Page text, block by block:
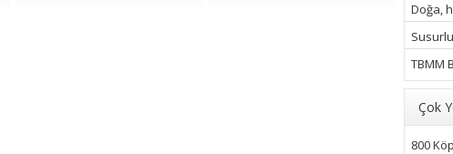
Doğa,
TBMM
Çok
800